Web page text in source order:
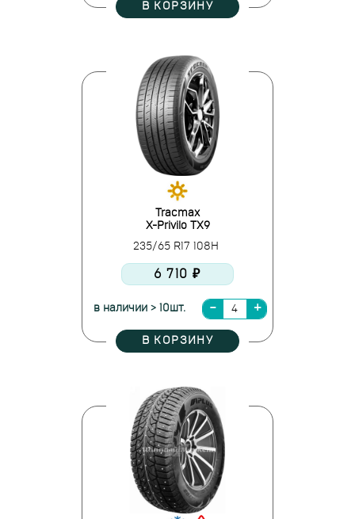
В КОРЗИНУ
Tracmax
X-Privilo TX9
235/65 R17 108H
6 710 ₽
в наличии > 10шт.
В КОРЗИНУ